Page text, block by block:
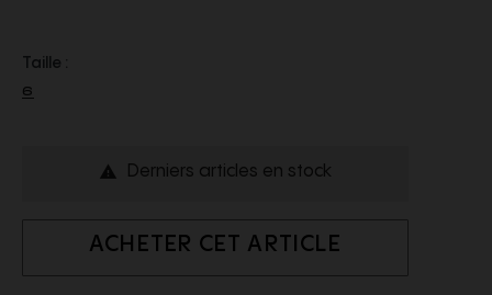
Taille :
6
 Derniers articles en stock
ACHETER CET ARTICLE